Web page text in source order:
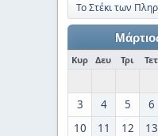
Το Στέκι των
Κυρ Δευ Τρι Τετ
3
4 5 6
10
11 12 13